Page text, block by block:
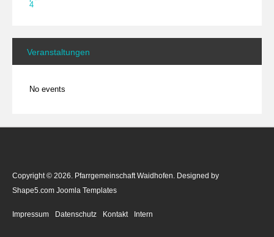
Veranstaltungen
No events
Copyright © 2026. Pfarrgemeinschaft Waidhofen. Designed by
Shape5.com Joomla Templates
Impressum Datenschutz Kontakt Intern